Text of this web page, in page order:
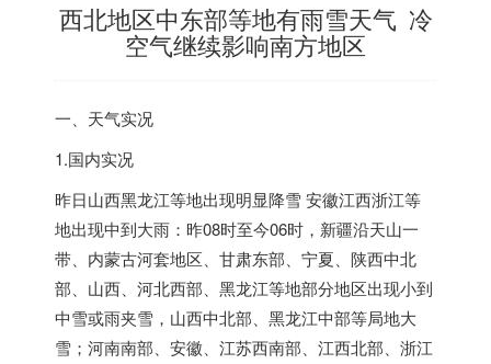
西北地区中东部等地有雨雪天气 冷
空气继续影响南方地区
一、天气实况
1.国内实况
昨日山西黑龙江等地出现明显降雪 安徽江西浙江等
地出现中到大雨：昨08时至今06时，新疆沿天山一
带、内蒙古河套地区、甘肃东部、宁夏、陕西中北
部、山西、河北西部、黑龙江等地部分地区出现小到
中雪或雨夹雪，山西中北部、黑龙江中部等局地大
雪；河南南部、安徽、江苏西南部、江西北部、浙江